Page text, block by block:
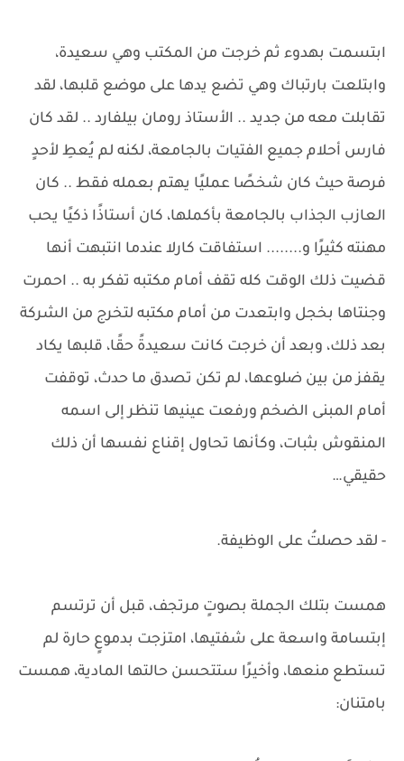
ابتسمت بهدوء ثم خرجت من المكتب وهي سعيدة،
وابتلعت بارتباك وهي تضع يدها على موضع قلبها، لقد
تقابلت معه من جديد .. الأستاذ رومان بيلفارد .. لقد كان
فارس أحلام جميع الفتيات بالجامعة، لكنه لم يُعطِ لأحدٍ
فرصة حيث كان شخصًا عمليًا يهتم بعمله فقط .. كان
العازب الجذاب بالجامعة بأكملها، كان أستاذًا ذكيًا يحب
مهنته كثيرًا و........ استفاقت كارلا عندما انتبهت أنها
قضيت ذلك الوقت كله تقف أمام مكتبه تفكر به .. احمرت
وجنتاها بخجل وابتعدت من أمام مكتبه لتخرج من الشركة
بعد ذلك، وبعد أن خرجت كانت سعيدةً حقًا، قلبها يكاد
يقفز من بين ضلوعها، لم تكن تصدق ما حدث، توقفت
أمام المبنى الضخم ورفعت عينيها تنظر إلى اسمه
المنقوش بثبات، وكأنها تحاول إقناع نفسها أن ذلك
حقيقي…
- لقد حصلتُ على الوظيفة.
همست بتلك الجملة بصوتٍ مرتجف، قبل أن ترتسم
إبتسامة واسعة على شفتيها، امتزجت بدموعٍ حارة لم
تستطع منعها، وأخيرًا ستتحسن حالتها المادية، همست
بامتنان: